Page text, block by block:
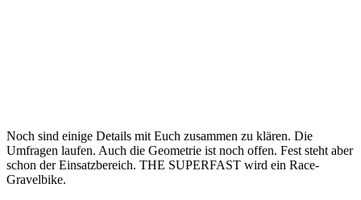
Noch sind einige Details mit Euch zusammen zu klären. Die
Umfragen laufen. Auch die Geometrie ist noch offen. Fest steht aber
schon der Einsatzbereich. THE SUPERFAST wird ein Race-
Gravelbike.